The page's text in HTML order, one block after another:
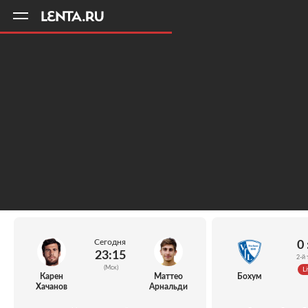
Карен
Хачанов
Сегодня
23:15
(Мск)
Маттео
Арнальди
Бохум
0
2-й